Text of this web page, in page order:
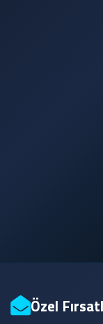
Özel